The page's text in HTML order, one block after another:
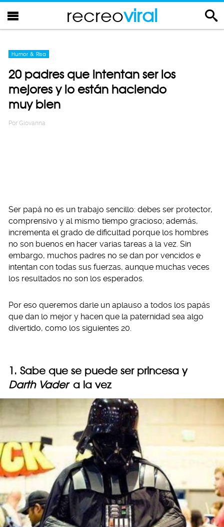
recreoviral
Humor & Risa
20 padres que intentan ser los
mejores y lo están haciendo
muy bien
Por Giovanna
Ser papá no es un trabajo sencillo: debes ser protector,
comprensivo y al mismo tiempo gracioso; además,
incrementa el grado de dificultad porque los hombres
no son buenos en hacer varias tareas a la vez. Sin
embargo, muchos padres no se dan por vencidos e
intentan con todas sus fuerzas, aunque muchas veces
los resultados no son los esperados.
Por eso queremos darle un aplauso a todos los papás
que dan lo mejor y hacen que la paternidad sea algo
divertido, como los siguientes 20.
1. Sabe que se puede ser princesa y
Darth Vadera la vez